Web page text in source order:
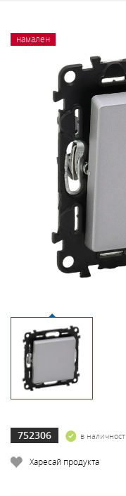
намален
752306 в наличност
Харесай продукта